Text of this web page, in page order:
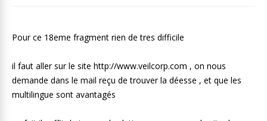
Pour ce 18eme fragment rien de tres difficile
il faut aller sur le site http://www.veilcorp.com , on nous
demande dans le mail reçu de trouver la déesse , et que les
multilingue sont avantagés